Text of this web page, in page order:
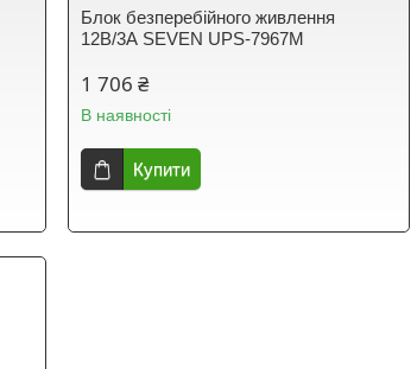
Блок безперебійного живлення
12В/3А SEVEN UPS-7967M
1 706 ₴
В наявності
Купити